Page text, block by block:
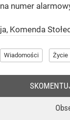
na numer
ja, Komenda
Wiadomości Życie